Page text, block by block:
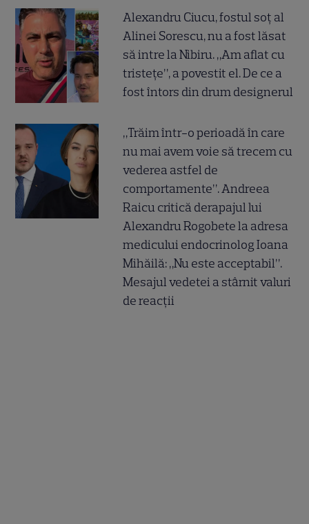
Alexandru Ciucu, fostul soț al
Alinei Sorescu, nu a fost lăsat
să intre la Nibiru. „Am aflat cu
tristețe”, a povestit el. De ce a
fost întors din drum designerul
„Trăim într-o perioadă în care
nu mai avem voie să trecem cu
vederea astfel de
comportamente”. Andreea
Raicu critică derapajul lui
Alexandru Rogobete la adresa
medicului endocrinolog Ioana
Mihăilă: „Nu este acceptabil”.
Mesajul vedetei a stârnit valuri
de reacții